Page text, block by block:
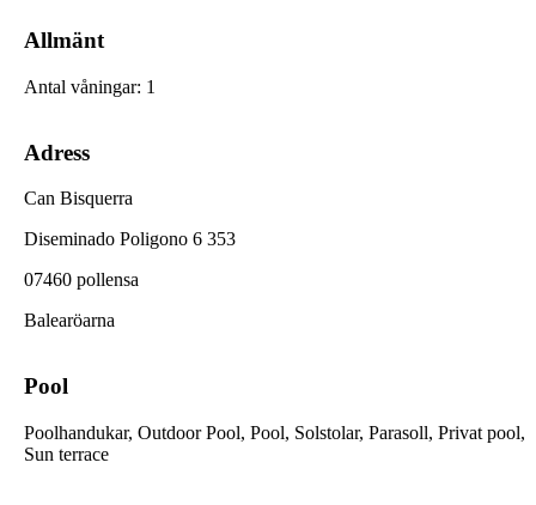
Allmänt
Antal våningar: 1
Adress
Can Bisquerra
Diseminado Poligono 6 353
07460 pollensa
Balearöarna
Pool
Poolhandukar, Outdoor Pool, Pool, Solstolar, Parasoll, Privat pool,
Sun terrace